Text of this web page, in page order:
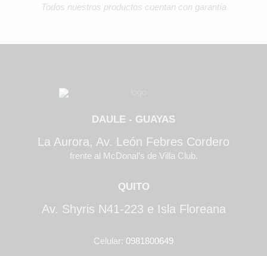
Todos nuestros productos cuentan con garantía
DAULE - GUAYAS
La Aurora, Av. León Febres Cordero
frente al McDonal’s de Villa Club.
QUITO
Av. Shyris N41-223 e Isla Floreana
Celular: 0981800649